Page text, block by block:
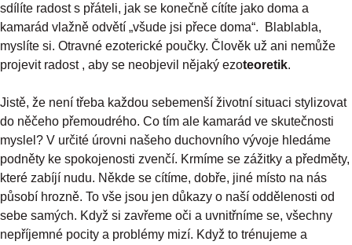
sdílíte radost s přáteli, jak se konečně cítíte jako doma a
kamarád vlažně odvětí „všude jsi přece doma“. Blablabla,
myslíte si. Otravné ezoterické poučky. Člověk už ani nemůže
projevit radost , aby se neobjevil nějaký ezoteoretik.
Jistě, že není třeba každou sebemenší životní situaci stylizovat
do něčeho přemoudrého. Co tím ale kamarád ve skutečnosti
myslel? V určité úrovni našeho duchovního vývoje hledáme
podněty ke spokojenosti zvenčí. Krmíme se zážitky a předměty,
které zabíjí nudu. Někde se cítíme, dobře, jiné místo na nás
působí hrozně. To vše jsou jen důkazy o naší oddělenosti od
sebe samých. Když si zavřeme oči a uvnitřníme se, všechny
nepříjemné pocity a problémy mizí. Když to trénujeme a